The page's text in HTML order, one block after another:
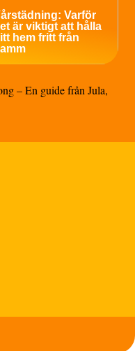
Varför
är viktigt att hålla
hem fritt från
– En guide från Jula,